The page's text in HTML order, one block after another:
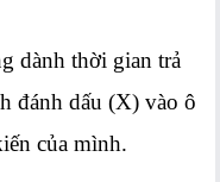
dành thời gian trả
đánh dấu (X) vào ô
của mình.